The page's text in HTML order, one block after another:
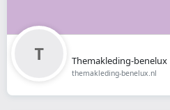
Themakleding-benelux
themakleding-benelux.nl